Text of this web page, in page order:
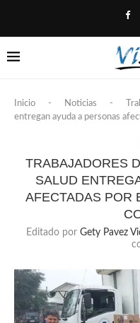
Inicio - Noticias -
entregan ayuda a personas
TRABAJADORES
SALUD
AFECTADAS POR
Editado por Gety Pavez